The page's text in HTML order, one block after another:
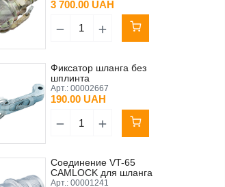
3 700.00 UAH
Фиксатор шланга без
шплинта
Арт.: 00002667
190.00 UAH
Соединение VT-65
CAMLOCK для шланга
Арт.: 00001241